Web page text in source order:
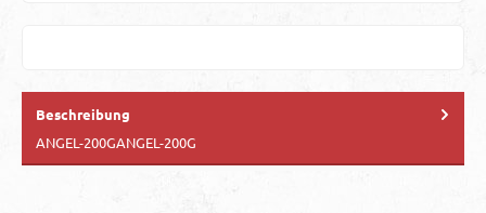
Beschreibung
ANGEL-200GANGEL-200G